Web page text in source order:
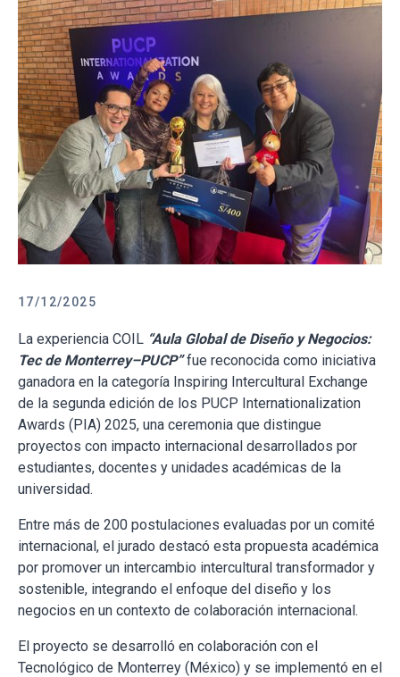
17/12/2025
La experiencia COIL “Aula Global de Diseño y Negocios:
Tec de Monterrey–PUCP”fue reconocida como iniciativa
ganadora en la categoría Inspiring Intercultural Exchange
de la segunda edición de los PUCP Internationalization
Awards (PIA) 2025, una ceremonia que distingue
proyectos con impacto internacional desarrollados por
estudiantes, docentes y unidades académicas de la
universidad.
Entre más de 200 postulaciones evaluadas por un comité
internacional, el jurado destacó esta propuesta académica
por promover un intercambio intercultural transformador y
sostenible, integrando el enfoque del diseño y los
negocios en un contexto de colaboración internacional.
El proyecto se desarrolló en colaboración con el
Tecnológico de Monterrey (México) y se implementó en el